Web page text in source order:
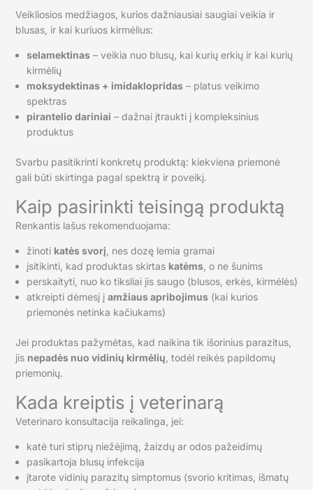
Veikliosios medžiagos, kurios dažniausiai saugiai veikia ir
blusas, ir kai kuriuos kirmėlius:
selamektinas– veikia nuo blusų, kai kurių erkių ir kai kurių
kirmėlių
moksydektinas + imidaklopridas– platus veikimo
spektras
pirantelio dariniai – dažnai įtraukti į kompleksinius
produktus
Svarbu pasitikrinti konkretų produktą: kiekviena priemonė
gali būti skirtinga pagal spektrą ir poveikį.
Kaip pasirinkti teisingą produktą
Renkantis lašus rekomenduojama:
žinoti katės svorį, nes dozę lemia gramai
įsitikinti, kad produktas skirtas katėms, o ne šunims
perskaityti, nuo ko tiksliai jis saugo (blusos, erkės, kirmėlės)
atkreipti dėmesį į amžiaus apribojimus(kai kurios
priemonės netinka kačiukams)
Jei produktas pažymėtas, kad naikina tik išorinius parazitus,
jis nepadės nuo vidinių kirmėlių, todėl reikės papildomų
priemonių.
Kada kreiptis į veterinarą
Veterinaro konsultacija reikalinga, jei:
katė turi stiprų niežėjimą, žaizdų ar odos pažeidimų
pasikartoja blusų infekcija
įtarote vidinių parazitų simptomus (svorio kritimas, išmatų